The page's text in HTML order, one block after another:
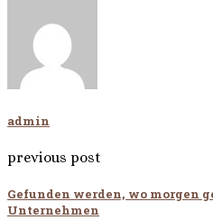
admin
previous post
Gefunden werden, wo morgen
Unternehmen